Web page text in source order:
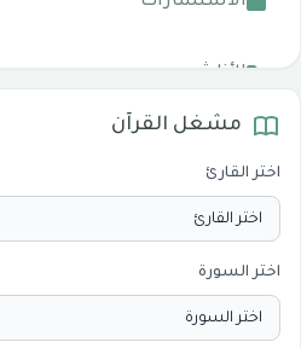
الأناشيد
الدروس والخطب
مشغل القرآن
اختر القارئ
اختر السورة